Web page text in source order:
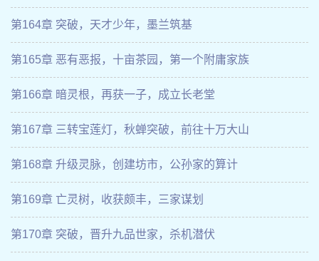
第164章 突破，天才少年，墨兰筑基
第165章 恶有恶报，十亩茶园，第一个附庸家族
第166章 暗灵根，再获一子，成立长老堂
第167章 三转宝莲灯，秋蝉突破，前往十万大山
第168章 升级灵脉，创建坊市，公孙家的算计
第169章 亡灵树，收获颇丰，三家谋划
第170章 突破，晋升九品世家，杀机潜伏